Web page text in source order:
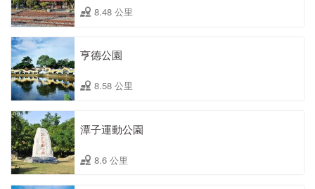
8.48 公里
亨德公園
8.58 公里
潭子運動公園
8.6 公里